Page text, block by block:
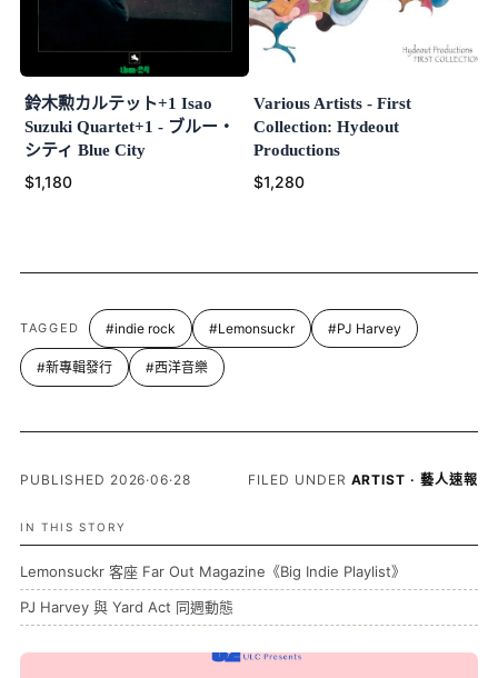
鈴木勲カルテット+1 Isao
Suzuki Quartet+1 - ブルー・
シティ Blue City
$1,180
Various Artists - First
Collection: Hydeout
Productions
$1,280
TAGGED #indie rock #Lemonsuckr #PJ Harvey
#新專輯發行 #西洋音樂
PUBLISHED 2026·06·28 FILED UNDER ARTIST · 藝人速報
IN THIS STORY
Lemonsuckr 客座 Far Out Magazine《Big Indie Playlist》
PJ Harvey 與 Yard Act 同週動態